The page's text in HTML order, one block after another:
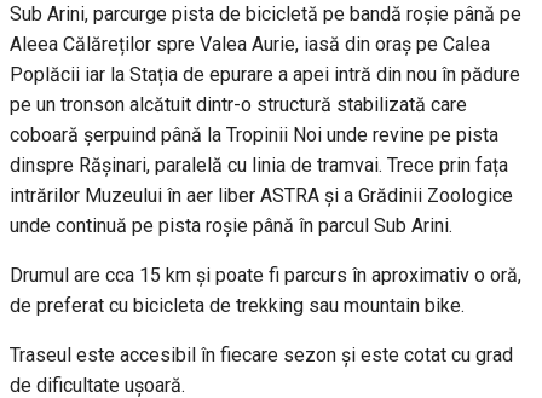
Sub Arini, parcurge pista de bicicletă pe bandă roșie până pe
Aleea Călăreților spre Valea Aurie, iasă din oraș pe Calea
Poplăcii iar la Stația de epurare a apei intră din nou în pădure
pe un tronson alcătuit dintr-o structură stabilizată care
coboară șerpuind până la Tropinii Noi unde revine pe pista
dinspre Rășinari, paralelă cu linia de tramvai. Trece prin fața
intrărilor Muzeului în aer liber ASTRA și a Grădinii Zoologice
unde continuă pe pista roșie până în parcul Sub Arini.
Drumul are cca 15 km și poate fi parcurs în aproximativ o oră,
de preferat cu bicicleta de trekking sau mountain bike.
Traseul este accesibil în fiecare sezon și este cotat cu grad
de dificultate ușoară.